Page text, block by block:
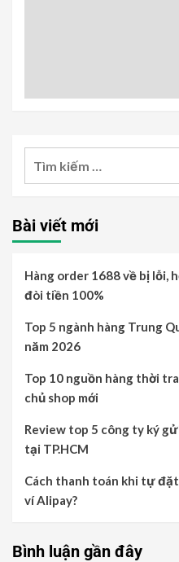
Bài viết mới
Hàng order 1688 về bị lỗi,
đòi tiền 100%
Top 5 ngành hàng Trung
năm 2026
Top 10 nguồn hàng thời
chủ shop mới
Review top 5 công ty ký
tại TP.HCM
Cách thanh toán khi tự
ví Alipay?
Bình luận gần đây